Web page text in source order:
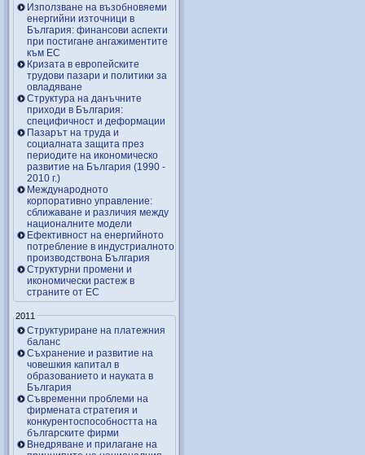
Използване на възобновяеми
енергийни източници в
България: финансови аспекти
при постигане ангажиментите
към ЕС
Кризата в европейските
трудови пазари и политики за
овладяване
Структура на данъчните
приходи в България:
специфичност и деформации
Пазарът на труда и
социалната защита през
периодите на икономическо
развитие на България (1990 -
2010 г.)
Международното
корпоративно управление:
сближаване и различия между
националните модели
Ефективност на енергийното
потребление в индустриалното
производствона България
Структурни промени и
икономически растеж в
страните от ЕС
2011
Структуриране на платежния
баланс
Съхранение и развитие на
човешкия капитал в
образованието и науката в
България
Съвременни проблеми на
фирмената стратегия и
конкурентоспособността на
българските фирми
Внедряване и прилагане на